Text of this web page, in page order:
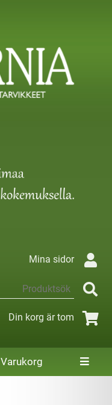
Mina sidor
Din korg är tom
Varukorg